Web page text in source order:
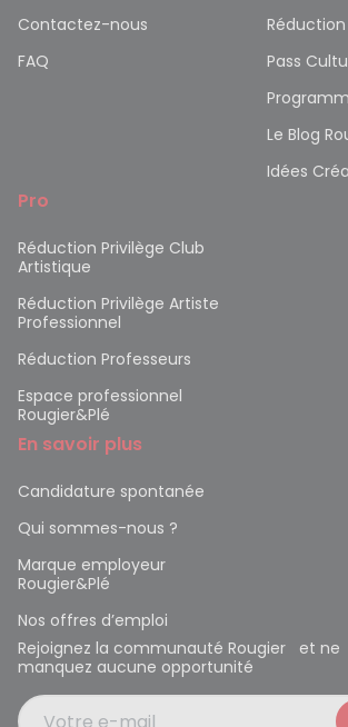
Contactez-nous
FAQ
Pass
Le Blog
Idées
Pro
Réduction Privilège Club
Artistique
Réduction Privilège Artiste
Professionnel
Réduction Professeurs
Espace professionnel
Rougier&Plé
En savoir plus
Candidature spontanée
Qui sommes-nous ?
Marque employeur
Rougier&Plé
Nos offres d’emploi
Rejoignez la communauté Rougier et ne
manquez aucune opportunité